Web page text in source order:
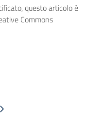
questo articolo è
Commons